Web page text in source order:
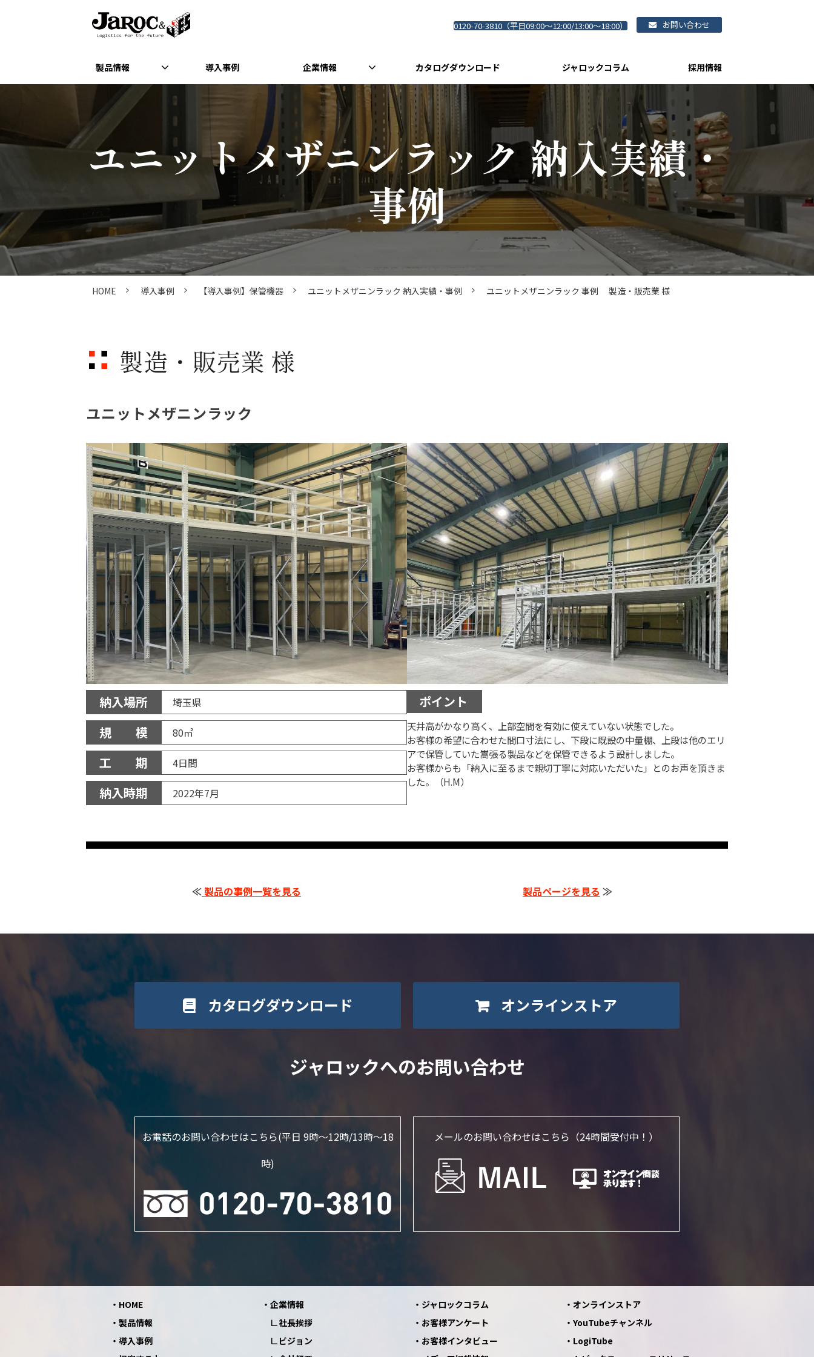
0120-70-3810（平日09:00～12:00/13:00～18:00） お問い合わせ
製品情報 導入事例 企業情報 カタログダウンロード ジャロックコラム 採用情報
ユニットメザニンラック 納入実績・
事例
HOME 導入事例 【導入事例】保管機器 ユニットメザニンラック 納入実績・事例 ユニットメザニンラック 事例 製造・販売業 様
製造・販売業 様
ユニットメザニンラック
納入場所 埼玉県
規 模 80㎡
工 期 4日間
納入時期 2022年7月
ポイント
天井高がかなり高く、上部空間を有効に使えていない状態でした。
お客様の希望に合わせた間口寸法にし、下段に既設の中量棚、上段は他のエリ
アで保管していた嵩張る製品などを保管できるよう設計しました。
お客様からも「納入に至るまで親切丁寧に対応いただいた」とのお声を頂きま
した。（H.M）
≪ 製品の事例一覧を見る 製品ページを見る ≫
カタログダウンロード オンラインストア
ジャロックへのお問い合わせ
お電話のお問い合わせはこちら(平日 9時～12時/13時〜18
時)
メールのお問い合わせはこちら （24時間受付中！）
HOME
製品情報
導入事例
企業情報
社長挨拶
ビジョン
ジャロックコラム
お客様アンケート
お客様インタビュー
オンラインストア
YouTubeチャンネル
LogiTube